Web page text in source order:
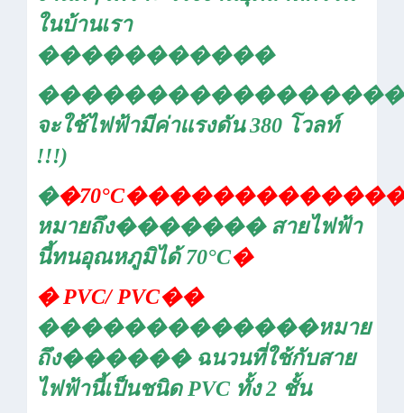
ในบ้านเรา
�����������
จะใช้ไฟฟ้ามีค่าแรงดัน380 โวลท์
!!!)
��70°C
หมายถึง������� สายไฟฟ้า
นี้ทนอุณหภูมิได้70°C�
� PVC/PVC��
�������������หมาย
ถึง������ ฉนวนที่ใช้กับสาย
ไฟฟ้านี้เป็นชนิด PVC ทั้ง2 ชั้น